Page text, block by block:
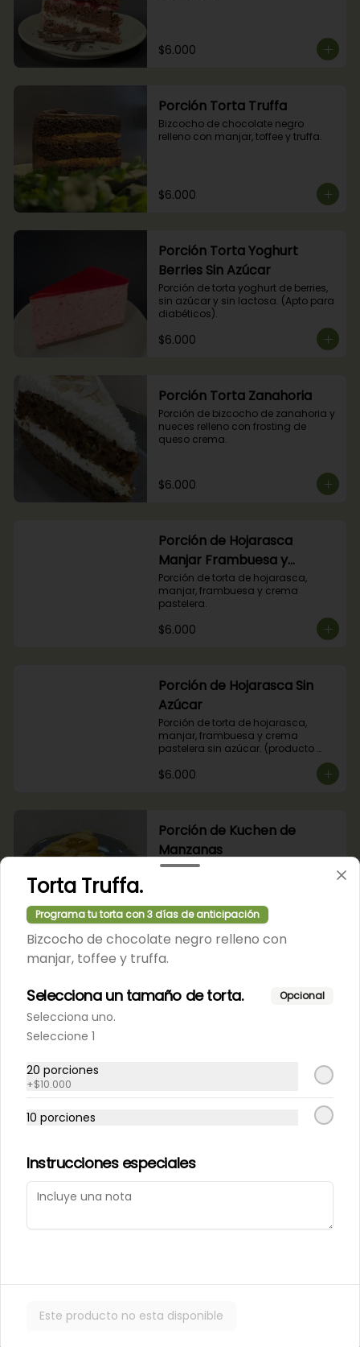
$6.000
Porción Torta Truffa
Bizcocho de chocolate negro
relleno con manjar, toffee y truffa.
$6.000
Porción Torta Yoghurt
Berries Sin Azúcar
Porción de torta yoghurt de berries,
sin azúcar y sin lactosa. (Apto para
diabéticos).
$6.000
Porción Torta Zanahoria
Porción de bizcocho de zanahoria y
nueces relleno con frosting de
queso crema.
$6.000
Porción de Hojarasca
Manjar Frambuesa y
Crema Pastelera
Porción de torta de hojarasca,
manjar, frambuesa y crema
pastelera.
$6.000
Porción de Hojarasca Sin
Azúcar
Porción de torta de hojarasca,
manjar, frambuesa y crema
pastelera sin azúcar. (producto
$6.000
Porción de Kuchen de
Manzanas
Porción de nuestro tradicional
$6.000
Porción de nuestro tradicional
Porción de Torta Hojarasca
Capas de hojarasca rellenas con
manjar, plátano y crema de
vainilla.
Alfajores
Torta Truffa.
Programa tu torta con 3 días de anticipación
Bizcocho de chocolate negro relleno con
manjar, toffee y truffa.
Selecciona un tamaño de torta. Opcional
Selecciona uno.
Seleccione 1
20 porciones
+$10.000
10 porciones
Instrucciones especiales
Este producto no esta disponible